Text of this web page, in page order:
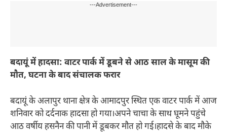
---Advertisement---
बदायूं में हादसा: वाटर पार्क में डूबने से आठ साल के मासूम की
मौत, घटना के बाद संचालक फरार
बदायूं के अलापुर थाना क्षेत्र के आमादपुर स्थित एक वाटर पार्क में आज
शनिवार को दर्दनाक हादसा हो गया।अपने चाचा के साथ घूमने पहुंचे
आठ वर्षीय हसनैन की पानी में डूबकर मौत हो गई।हादसे के बाद मौके